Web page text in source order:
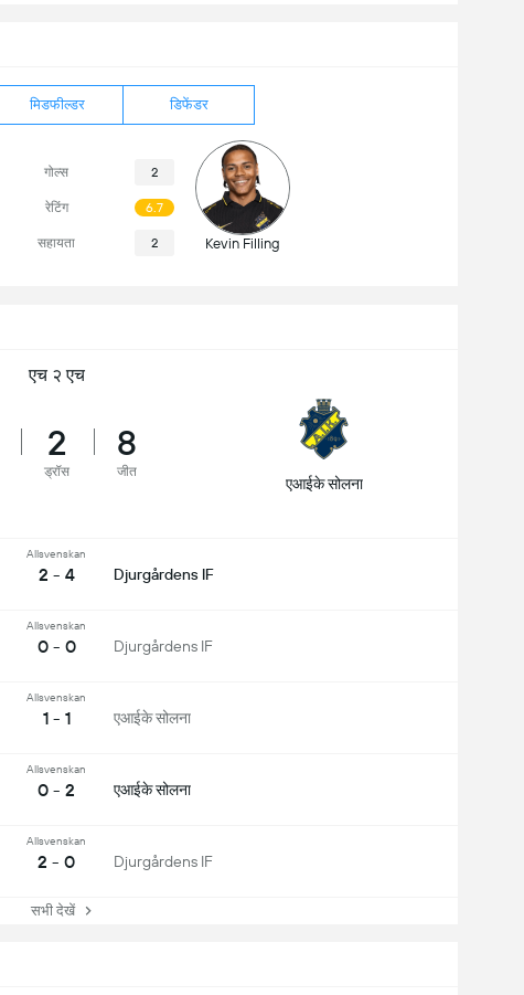
मिडफील्डर डिफेंडर
गोल्स 2
रेटिंग 6.7
सहायता 2 Kevin Filling
एच २ एच
2
ड्रॉस
8
जीत
एआईके सोलना
Allsvenskan
2 - 4 Djurgårdens IF
Allsvenskan
0 - 0 Djurgårdens IF
Allsvenskan
1 - 1 एआईके सोलना
Allsvenskan
0 - 2 एआईके सोलना
Allsvenskan
2 - 0 Djurgårdens IF
सभी देखें